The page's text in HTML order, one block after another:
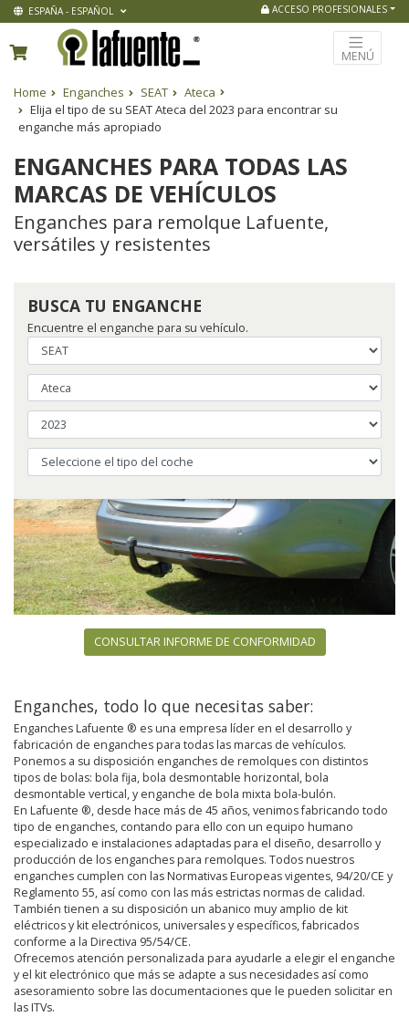
ESPAÑA - ESPAÑOL ACCESO PROFESIONALES
MENÚ
Home Enganches SEAT
Ateca
Elija el tipo de su SEAT Ateca del 2023 para encontrar su
enganche más apropiado
ENGANCHES PARA TODAS LAS
MARCAS DE VEHÍCULOS
Enganches para remolque Lafuente,
versátiles y resistentes
BUSCA TU ENGANCHE
Encuentre el enganche para su vehículo.
CONSULTAR INFORME DE CONFORMIDAD
Enganches, todo lo que necesitas saber:
Enganches Lafuente ® es una empresa líder en el desarrollo y
fabricación de enganches para todas las marcas de vehículos.
Ponemos a su disposición enganches de remolques con distintos
tipos de bolas: bola fija, bola desmontable horizontal, bola
desmontable vertical, y enganche de bola mixta bola-bulón.
En Lafuente ®, desde hace más de 45 años, venimos fabricando todo
tipo de enganches, contando para ello con un equipo humano
especializado e instalaciones adaptadas para el diseño, desarrollo y
producción de los enganches para remolques. Todos nuestros
enganches cumplen con las Normativas Europeas vigentes, 94/20/CE y
Reglamento 55, así como con las más estrictas normas de calidad.
También tienen a su disposición un abanico muy amplio de kit
eléctricos y kit electrónicos, universales y específicos, fabricados
conforme a la Directiva 95/54/CE.
Ofrecemos atención personalizada para ayudarle a elegir el enganche
y el kit electrónico que más se adapte a sus necesidades así como
asesoramiento sobre las documentaciones que le pueden solicitar en
las ITVs.